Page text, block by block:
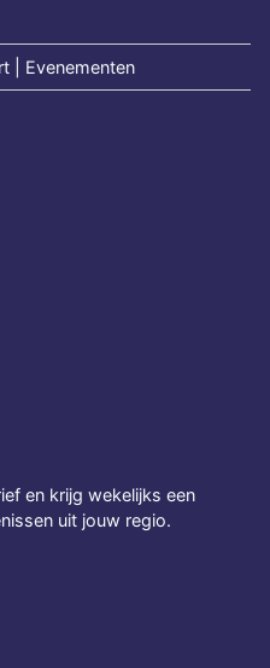
| Evenementen
en krijg wekelijks een
uit jouw regio.